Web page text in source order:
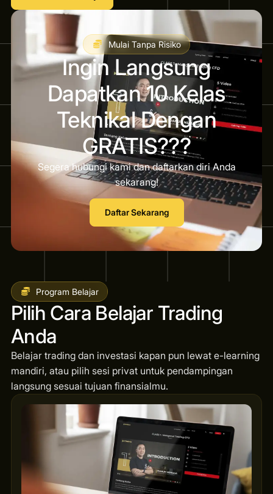
Mulai Tanpa Risiko
Ingin Langsung
Dapatkan 10 Kelas
Teknikal Dengan
GRATIS???
Segera hubungi kami dan daftarkan diri Anda
sekarang!
Daftar Sekarang
Program Belajar
Pilih Cara Belajar Trading
Anda
Belajar trading dan investasi kapan pun lewat e-learning
mandiri, atau pilih sesi privat untuk pendampingan
langsung sesuai tujuan finansialmu.